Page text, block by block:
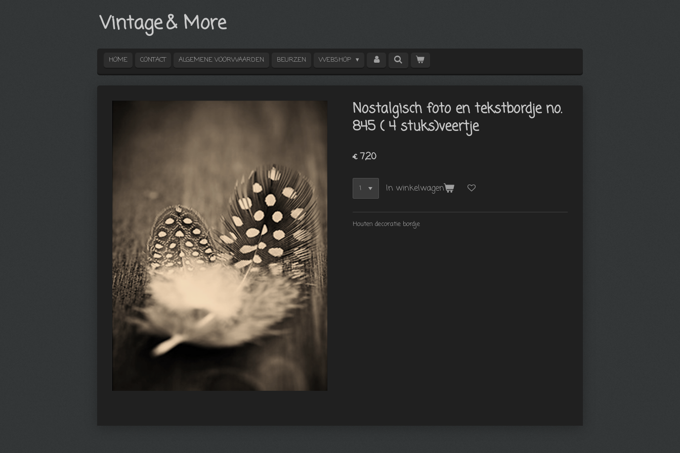
Vintage& More
HOME CONTACT ALGEMENE VOORWAARDEN BEURZEN WEBSHOP
Nostalgisch foto en tekstbordje no.
845 ( 4 stuks)veertje
€ 7,20
In winkelwagen
Houten decoratie bordje